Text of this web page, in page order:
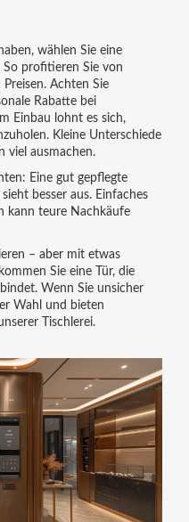
wählen Sie eine
profitieren Sie von
Achten Sie
Rabatte bei
Einbau lohnt es sich,
Kleine Unterschiede
viel ausmachen.
Eine gut gepflegte
besser aus. Einfaches
kann teure Nachkäufe
– aber mit etwas
Sie eine Tür, die
Wenn Sie unsicher
Wahl und bieten
Tischlerei.